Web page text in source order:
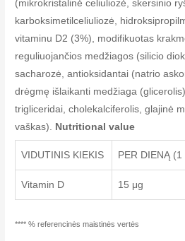
(mikrokristalinė celiuliozė, skersinio
karboksimetilceliuliozė,
vitaminu D2 (3%), modifikuotas
reguliuojančios medžiagos (silicio
sacharozė, antioksidantai (natrio
drėgmę išlaikanti medžiaga
trigliceridai, cholekalciferolis, glajinė
vaškas). Nutritional value
VIDUTINIS KIEKIS PER DIENĄ (1
Vitamin D 15 μg
**** % referencinės maistinės vertės